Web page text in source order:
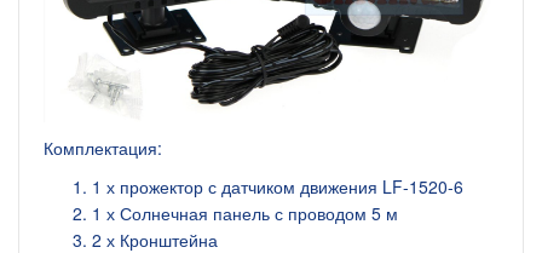
Комплектация:
1 х прожектор с датчиком движения LF-1520-6
1 х Солнечная панель с проводом 5 м
2 х Кронштейна